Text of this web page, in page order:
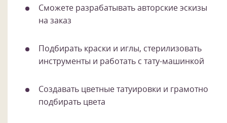
Сможете разрабатывать авторские эскизы
на заказ
Подбирать краски и иглы, стерилизовать
инструменты и работать с тату-машинкой
Создавать цветные татуировки и грамотно
подбирать цвета